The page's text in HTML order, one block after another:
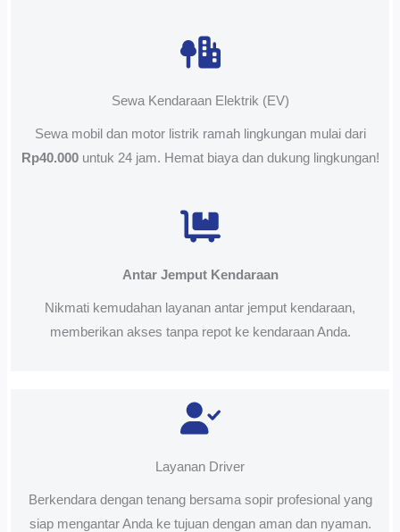
Sewa Kendaraan Elektrik (EV)
Sewa mobil dan motor listrik ramah lingkungan mulai dari
Rp40.000untuk 24 jam. Hemat biaya dan dukung lingkungan!
Antar Jemput Kendaraan
Nikmati kemudahan layanan antar jemput kendaraan,
memberikan akses tanpa repot ke kendaraan Anda.
Layanan Driver
Berkendara dengan tenang bersama sopir profesional yang
siap mengantar Anda ke tujuan dengan aman dan nyaman.